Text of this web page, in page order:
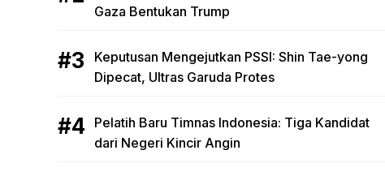
Gaza Bentukan Trump
Keputusan Mengejutkan PSSI: Shin Tae-yong
Dipecat, Ultras Garuda Protes
Pelatih Baru Timnas Indonesia: Tiga Kandidat
dari Negeri Kincir Angin